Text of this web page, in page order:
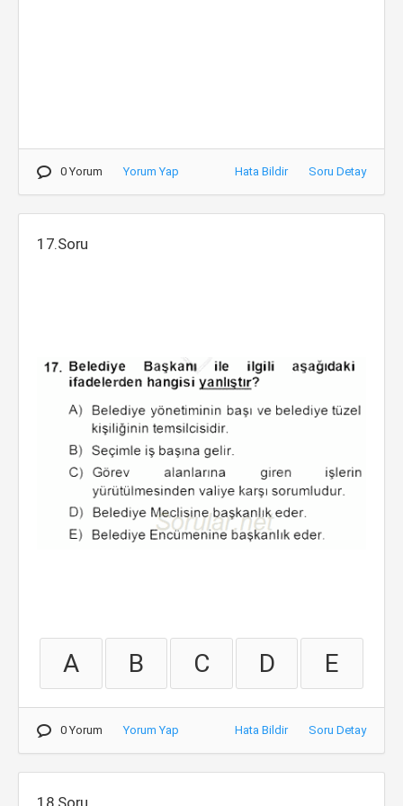
0 Yorum Yorum Yap Hata Bildir Soru Detay
17.Soru
A B C D E
0 Yorum Yorum Yap Hata Bildir Soru Detay
18.Soru